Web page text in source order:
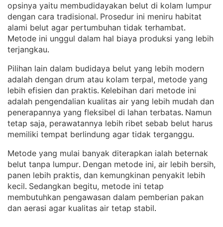
opsinya yaitu membudidayakan belut di kolam lumpur
dengan cara tradisional. Prosedur ini meniru habitat
alami belut agar pertumbuhan tidak terhambat
Metode ini unggul dalam hal biaya produksi yang lebih
terjangkau.
Pilihan lain dalam budidaya belut yang lebih modern
adalah dengan drum atau kolam terpal, metode yang
lebih efisien dan praktis. Kelebihan dari metode ini
adalah pengendalian kualitas air yang lebih mudah dan
penerapannya yang fleksibel di lahan terbatas. Namun
tetap saja, perawatannya lebih ribet sebab belut harus
memiliki tempat berlindung agar tidak terganggu.
Metode yang mulai banyak diterapkan ialah beternak
belut tanpa lumpur. Dengan metode ini, air lebih bersih,
panen lebih praktis, dan kemungkinan penyakit lebih
kecil. Sedangkan begitu, metode ini tetap
membutuhkan pengawasan dalam pemberian pakan
dan aerasi agar kualitas air tetap stabil.